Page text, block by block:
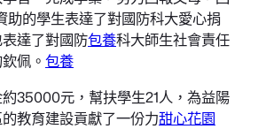
助的學生表達了對國防科大愛心捐
達了對國防包養科大師生社會責任
佩。 包養
35000元，幫扶學生21人，為益陽
教育建設貢獻了一份力甜心花園